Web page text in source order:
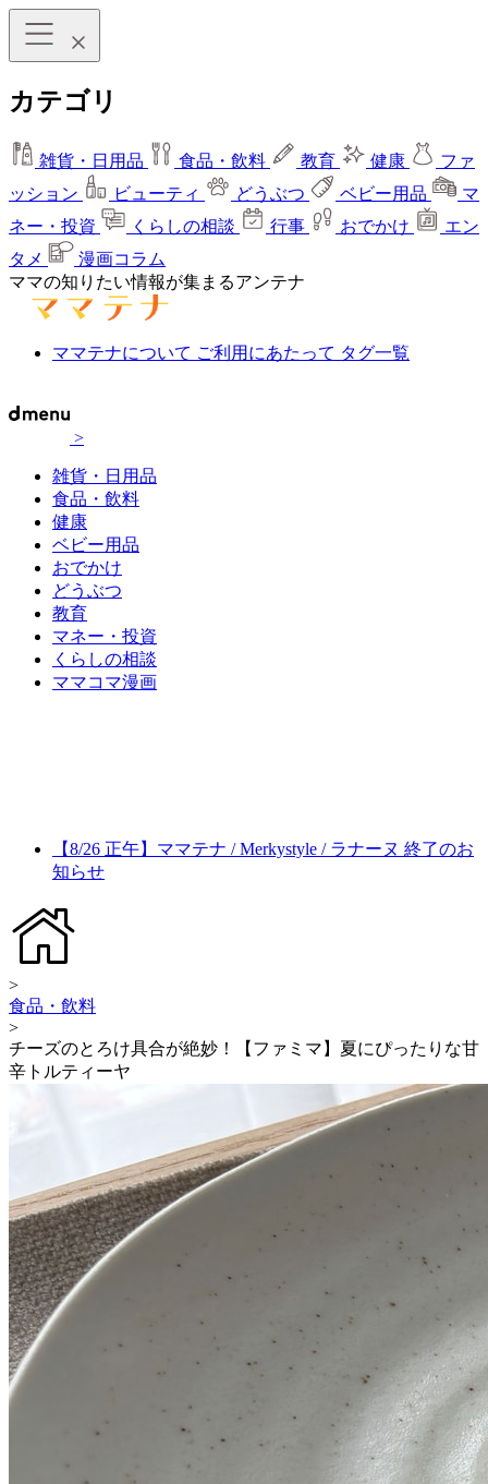
カテゴリ
雑貨・日用品 食品・飲料 教育 健康
ファ
ッション
ビューティ どうぶつ ベビー用品
マ
ネー・投資
くらしの相談 行事 おでかけ
エン
タメ
漫画コラム
ママの知りたい情報が集まるアンテナ
ママテナについて ご利用にあたって タグ一覧
>
雑貨・日用品
食品・飲料
健康
ベビー用品
おでかけ
どうぶつ
教育
マネー・投資
くらしの相談
ママコマ漫画
【8/26 正午】ママテナ / Merkystyle / ラナーヌ 終了のお
知らせ
>
食品・飲料
>
チーズのとろけ具合が絶妙！【ファミマ】夏にぴったりな甘
辛トルティーヤ